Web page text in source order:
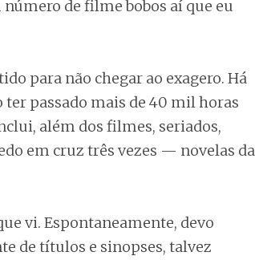
de filme bobos aí que eu
para não chegar ao exagero. Há
ter passado mais de 40 mil horas
além dos filmes, seriados,
em cruz três vezes — novelas da
vi. Espontaneamente, devo
de títulos e sinopses, talvez